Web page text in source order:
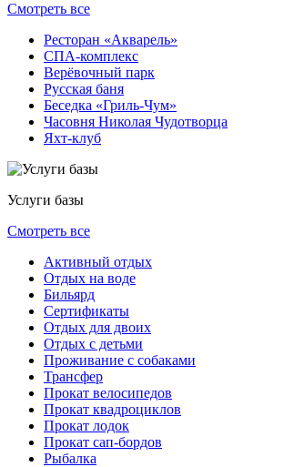
Смотреть все
Ресторан «Акварель»
СПА-комплекс
Верёвочный парк
Русская баня
Беседка «Гриль-Чум»
Часовня Николая Чудотворца
Яхт-клуб
Услуги базы
Смотреть все
Активный отдых
Отдых на воде
Бильярд
Сертификаты
Отдых для двоих
Отдых с детьми
Проживание с собаками
Трансфер
Прокат велосипедов
Прокат квадроциклов
Прокат лодок
Прокат сап-бордов
Рыбалка